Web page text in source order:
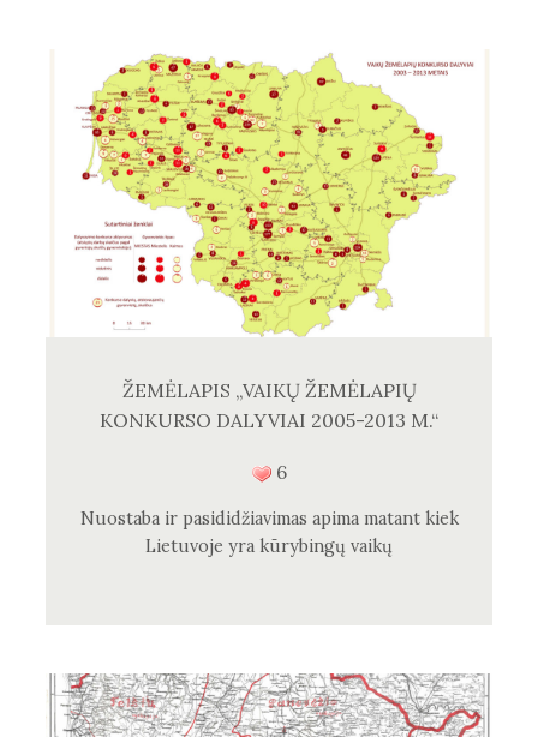
ŽEMĖLAPIS „VAIKŲ ŽEMĖLAPIŲ
KONKURSO DALYVIAI 2005-2013 M.“
6
Nuostaba ir pasididžiavimas apima matant kiek
Lietuvoje yra kūrybingų vaikų